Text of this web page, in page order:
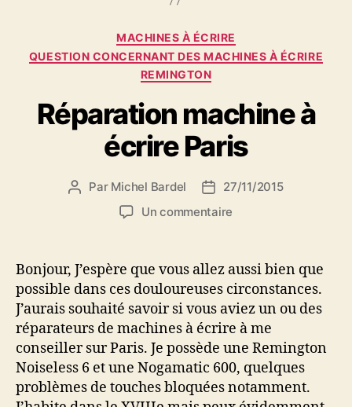
Catégories
MACHINES À ÉCRIRE
QUESTION CONCERNANT DES MACHINES À ÉCRIRE
REMINGTON
Réparation machine à
écrire Paris
Auteur
Par Michel Bardel
Date
de
27/11/2015
Un commentaire
écrire
Paris
Bonjour, J’espère que vous allez aussi bien que
possible dans ces douloureuses circonstances.
J’aurais souhaité savoir si vous aviez un ou des
réparateurs de machines à écrire à me
conseiller sur Paris. Je possède une Remington
Noiseless 6 et une Nogamatic 600, quelques
problèmes de touches bloquées notamment.